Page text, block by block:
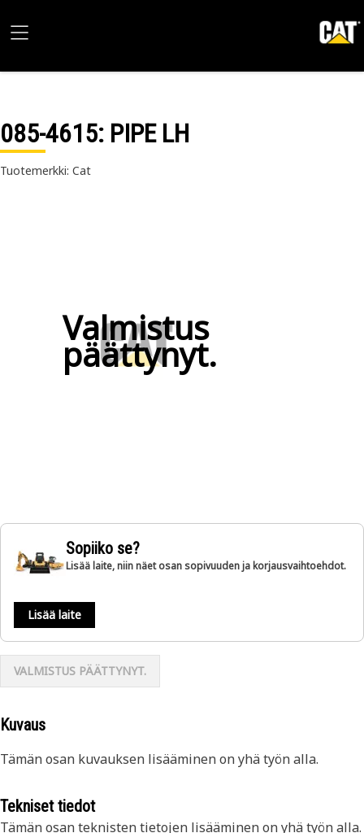
085-4615: PIPE LH
Tuotemerkki: Cat
Valmistus
päättynyt.
Sopiiko se?
Lisää laite, niin näet osan sopivuuden ja korjausvaihtoehdot.
Lisää laite
VALMISTUS PÄÄTTYNYT.
Kuvaus
Tämän osan kuvauksen lisääminen on yhä työn alla.
Tekniset tiedot
Tämän osan teknisten tietojen lisääminen on yhä työn alla.